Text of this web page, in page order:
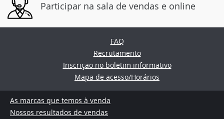
Participar na sala de vendas e online
FAQ
Recrutamento
Inscrição no boletim informativo
Mapa de acesso/Horários
As marcas que temos à venda
Nossos resultados de vendas